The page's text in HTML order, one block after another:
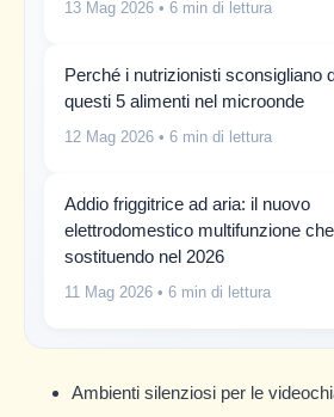
13 Mag 2026 • 6 min di lettura
Perché i nutrizionisti sconsigliano
questi 5 alimenti nel microonde
12 Mag 2026 • 6 min di lettura
Addio friggitrice ad aria: il nuovo
elettrodomestico multifunzione
sostituendo nel 2026
11 Mag 2026 • 6 min di lettura
Ambienti silenziosi per le